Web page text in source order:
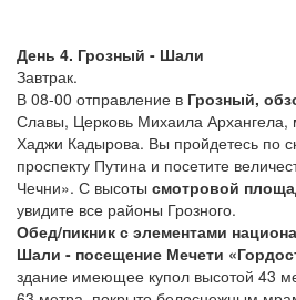
День 4. Грозный - Шали
Завтрак.
В 08-00 отправление в Грозный,
Славы, Церковь Михаила Архангела,
Хаджи Кадырова. Вы пройдетесь по
проспекту Путина и посетите
Чечни». С высоты смотровой
увидите все районы Грозного.
Обед/пикник с элементами
Шали - посещение Мечети
здание имеющее купол высотой 43